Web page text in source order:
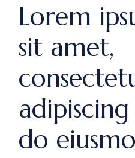
Lorem
sit amet,
do